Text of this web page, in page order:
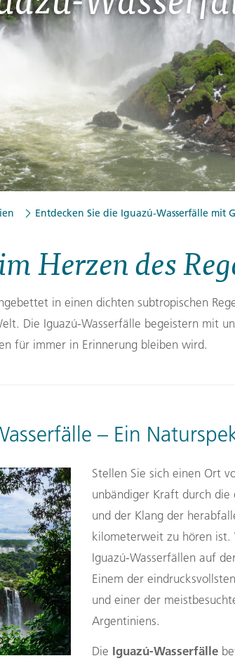
Montenegro
Entdecken Sie die Iguazú-Wasserfälle mit
Herzen des
in einen dichten subtropischen
Die Iguazú-Wasserfälle begeistern mit
für immer in Erinnerung bleiben wird.
– Ein
Stellen Sie sich einen Ort
unbändiger Kraft durch
und der Klang der
kilometerweit zu hören ist.
Iguazú-Wasserfällen auf
Einem der
und einer der
Argentiniens.
Die Iguazú-Wasserfälle